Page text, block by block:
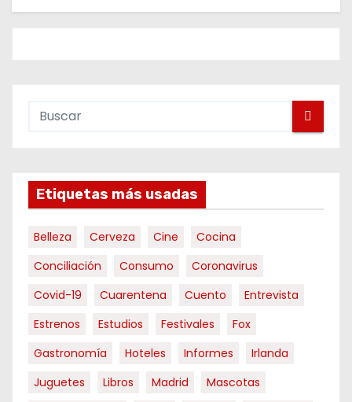
Etiquetas más usadas
Belleza Cerveza Cine
Cocina
Conciliación
Consumo
Coronavirus
Covid-19
Cuarentena Cuento
Entrevista
Estrenos
Estudios Festivales
Fox
Gastronomía
Hoteles Informes
Irlanda
Juguetes
Libros Madrid
Mascotas